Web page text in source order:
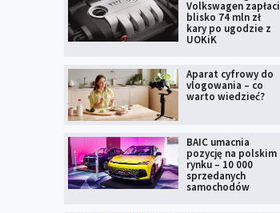
Volkswagen zapłaci
blisko 74 mln zł
kary po ugodzie z
UOKiK
Aparat cyfrowy do
vlogowania – co
warto wiedzieć?
BAIC umacnia
pozycję na polskim
rynku – 10 000
sprzedanych
samochodów